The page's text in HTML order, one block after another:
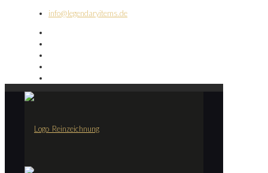
info@legendaryitems.de